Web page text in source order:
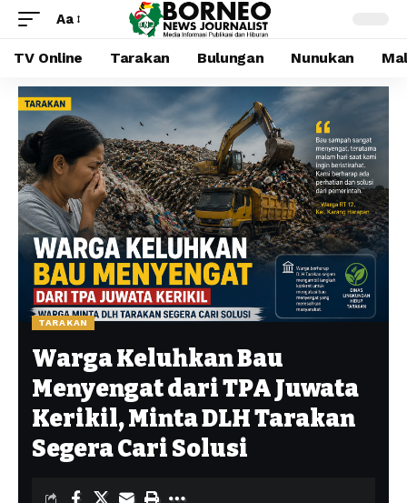
Aa
TV Online Tarakan Bulungan Nunukan
TARAKAN
Warga Keluhkan Bau
Menyengat dari TPA Juwata
Kerikil, Minta DLH Tarakan
Segera Cari Solusi